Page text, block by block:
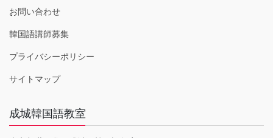
お問い合わせ
韓国語講師募集
プライバシーポリシー
サイトマップ
成城韓国語教室